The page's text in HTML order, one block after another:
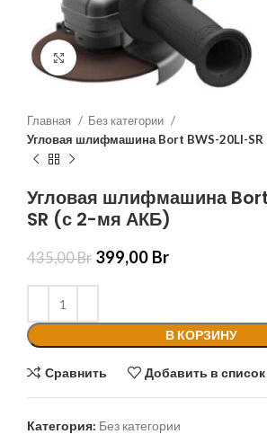
Нажмите, чтобы увеличить
Главная
Без категории
Угловая шлифмашина Bort BWS-20LI-
Угловая шлифмашина
SR (с 2-мя АКБ)
435,00Br 399,00 Br
В КОРЗИНУ
Сравнить Добавить в
Категория: Без категории